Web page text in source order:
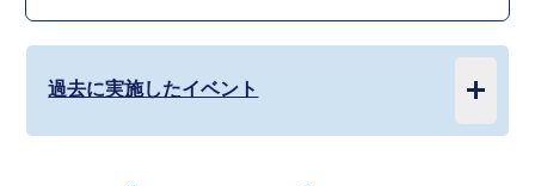
過去に実施したイベント